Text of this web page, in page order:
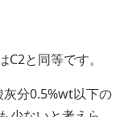
と同等です。
灰分0.5%wt以下の